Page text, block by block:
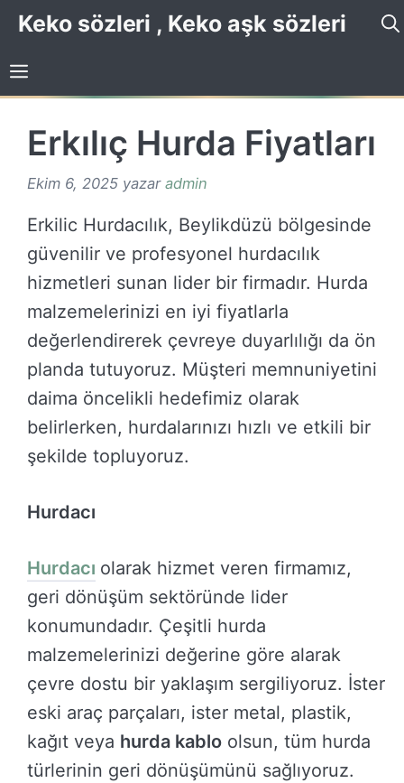
İçeriğe
Keko sözleri , Keko aşk sözleri
Erkılıç Hurda Fiyatları
Ekim 6, 2025 yazar admin
Erkilic Hurdacılık, Beylikdüzü bölgesinde
güvenilir ve profesyonel hurdacılık
hizmetleri sunan lider bir firmadır. Hurda
malzemelerinizi en iyi fiyatlarla
değerlendirerek çevreye duyarlılığı da ön
planda tutuyoruz. Müşteri memnuniyetini
daima öncelikli hedefimiz olarak
belirlerken, hurdalarınızı hızlı ve etkili bir
şekilde topluyoruz.
Hurdacı
Hurdacı olarak hizmet veren firmamız,
geri dönüşüm sektöründe lider
konumundadır. Çeşitli hurda
malzemelerinizi değerine göre alarak
çevre dostu bir yaklaşım sergiliyoruz. İster
eski araç parçaları, ister metal, plastik,
kağıt veya hurda kablo olsun, tüm hurda
türlerinin geri dönüşümünü sağlıyoruz.